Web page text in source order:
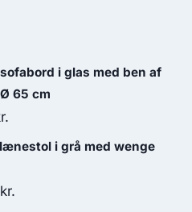
i glas med ben af
65 cm
lænestol i grå med wenge
kr.